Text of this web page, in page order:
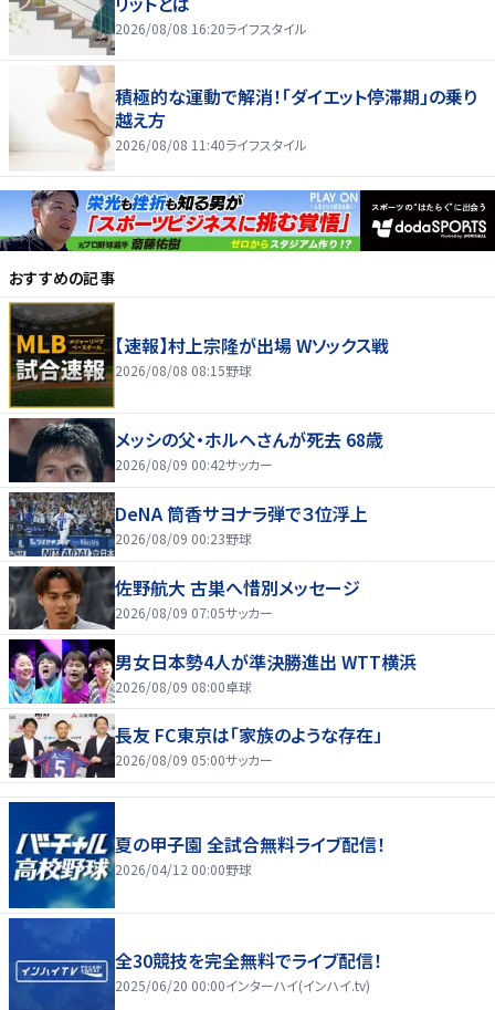
2026/08/08 16:20ライフスタイル
積極的な運動で解消！「ダイエット停滞期」の乗り
越え方
2026/08/08 11:40ライフスタイル
おすすめの記事
【速報】村上宗隆が出場 Wソックス戦
2026/08/08 08:15野球
メッシの父・ホルヘさんが死去 68歳
2026/08/09 00:42サッカー
DeNA 筒香サヨナラ弾で３位浮上
2026/08/09 00:23野球
佐野航大 古巣へ惜別メッセージ
2026/08/09 07:05サッカー
男女日本勢4人が準決勝進出 WTT横浜
2026/08/09 08:00卓球
長友 FC東京は「家族のような存在」
2026/08/09 05:00サッカー
夏の甲子園 全試合無料ライブ配信！
2026/04/12 00:00野球
全30競技を完全無料でライブ配信！
2025/06/20 00:00インターハイ(インハイ.tv)